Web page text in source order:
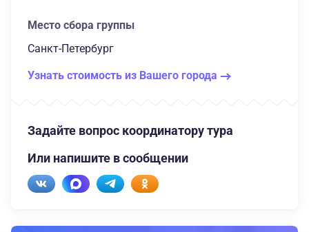
Место сбора группы
Санкт-Петербург
Узнать стоимость из Вашего города
Задайте вопрос координатору тура
Или напишите в сообщении